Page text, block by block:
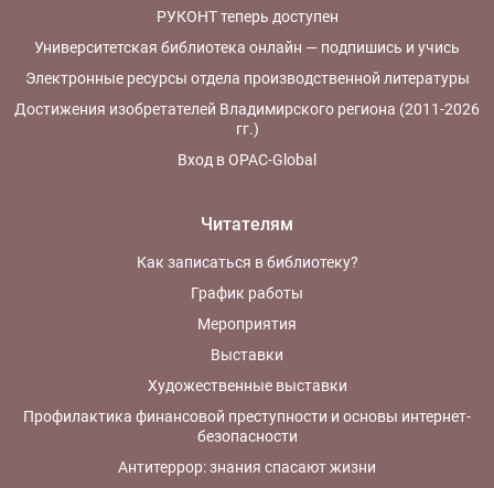
РУКОНТ теперь доступен
Университетская библиотека онлайн — подпишись и учись
Электронные ресурсы отдела производственной литературы
Достижения изобретателей Владимирского региона (2011-2026
гг.)
Вход в OPAC-Global
Читателям
Как записаться в библиотеку?
График работы
Мероприятия
Выставки
Художественные выставки
Профилактика финансовой преступности и основы интернет-
безопасности
Антитеррор: знания спасают жизни